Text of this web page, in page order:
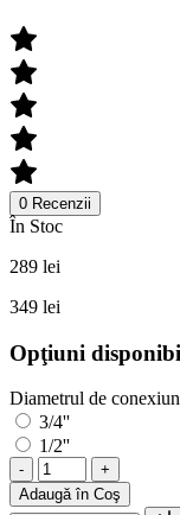
0 Recenzii
În Stoc
289 lei
349 lei
Opţiuni
Diametrul de
3/4''
1/2''
-
+
Adaugă în Coş